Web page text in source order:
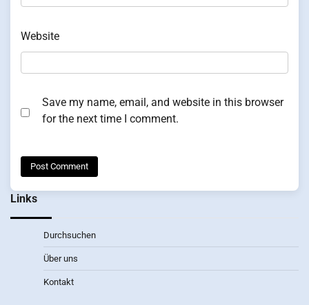
Website
Save my name, email, and website in this browser
for the next time I comment.
Links
Durchsuchen
Über uns
Kontakt